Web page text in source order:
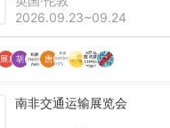
2026.09.23~09.24
南非交通运输展览会